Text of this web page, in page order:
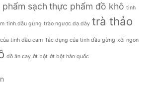
sạch thực phẩm đồ khô tinh
tinh dầu gừng trào ngược dạ dày trà thảo
tinh dầu cam Tác dụng của tinh dầu gừng xôi ngon
đồ ăn cay ớt bột ớt bột hàn quốc